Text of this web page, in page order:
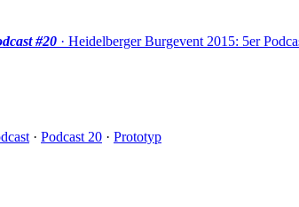
#20 · Heidelberger Burgevent 2015: 5er
· Podcast 20 · Prototyp